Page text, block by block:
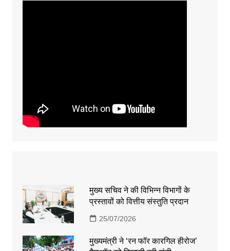
मुख्य सचिव ने की विभिन्न विभागों के
प्रस्तावों को वित्तीय संस्तुति प्रदान
25/07/2026
मुख्यमंत्री ने ‘रन फॉर कारगिल हीरोज’